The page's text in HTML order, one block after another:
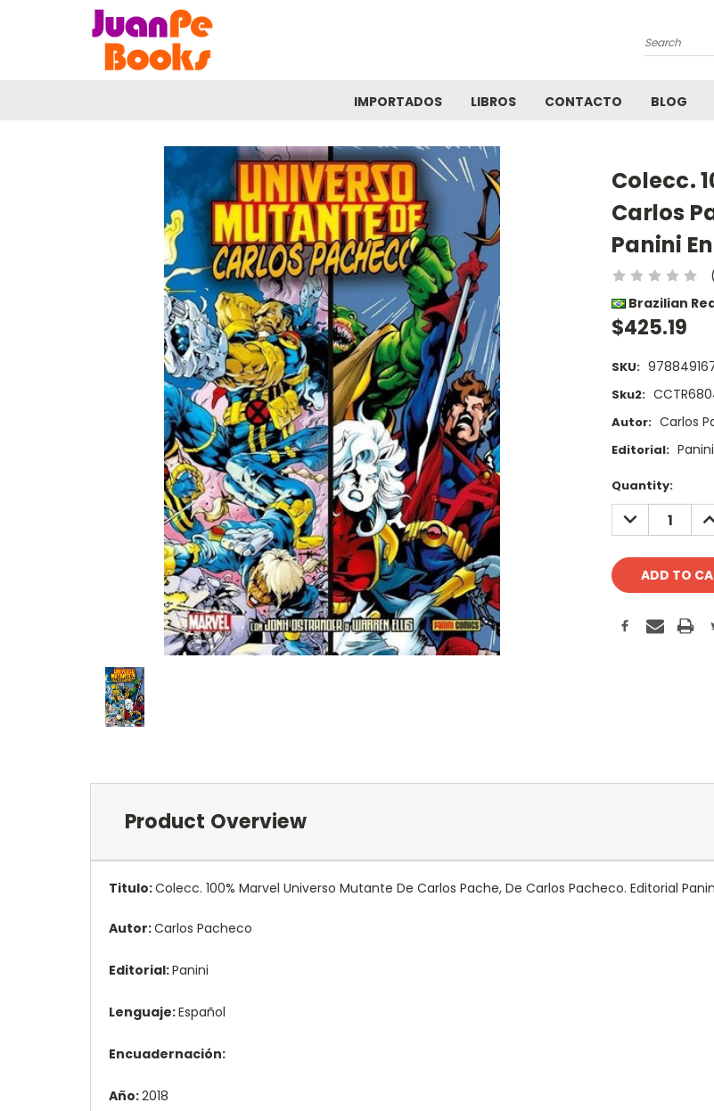
Search
IMPORTADOS LIBROS CONTACTO BLOG
Colecc.
Carlos
Panini
Brazilian
$425.19
SKU:
Sku2:
Autor: Carlos
Editorial: Panini
Current
Stock:
Quantity:
DECREASE
QUANTITY:
Product Overview
Titulo:Colecc. 100% Marvel Universo Mutante De Carlos Pache, De Carlos Pacheco. Editorial
Autor:Carlos Pacheco
Editorial:Panini
Lenguaje:Español
Encuadernación:
Año:2018